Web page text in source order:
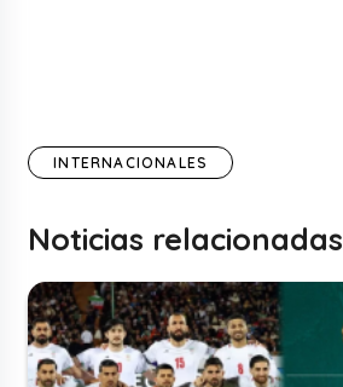
INTERNACIONALES
Noticias relacionadas